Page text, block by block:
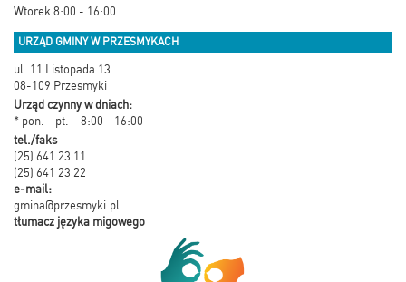
Wtorek 8:00 - 16:00
URZĄD GMINY W PRZESMYKACH
ul. 11 Listopada 13
08-109 Przesmyki
Urząd czynny w dniach:
* pon. - pt. – 8:00 - 16:00
tel./faks
(25) 641 23 11
(25) 641 23 22
e-mail:
gmina@przesmyki.pl
tłumacz języka migowego